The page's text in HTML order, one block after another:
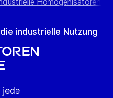
Homogenisatoren
industrielle Nutzung
jede